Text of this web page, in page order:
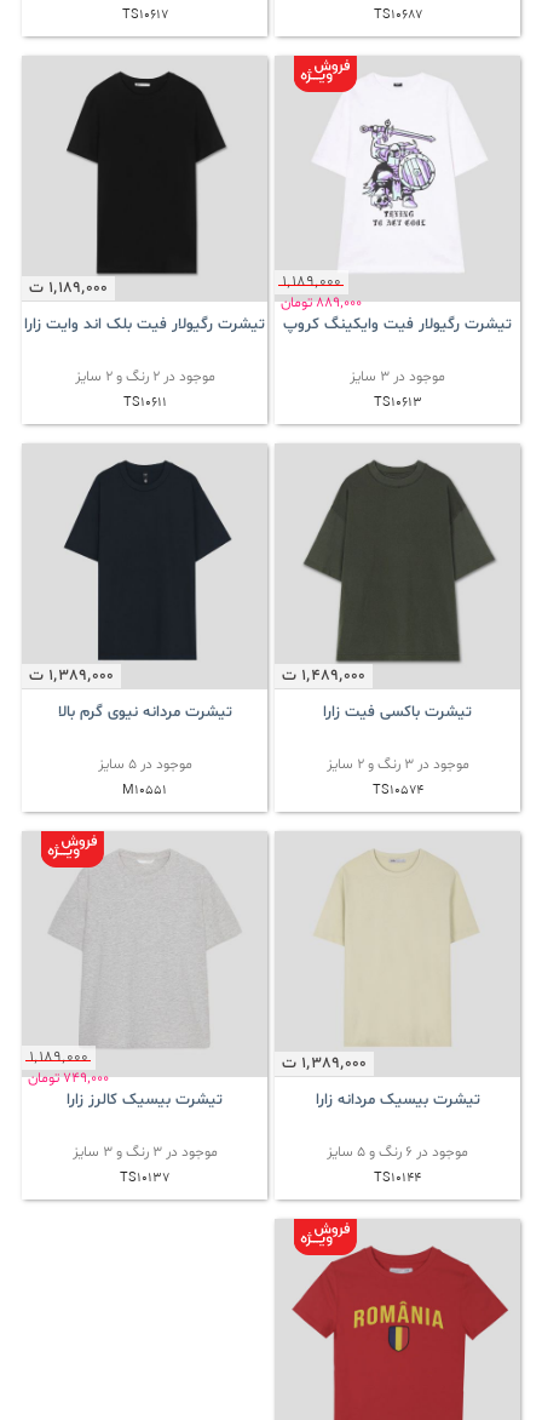
TS10687
TS10617
1٬189٬000
889٬000تومان
تیشرت رگیولار فیت وایکینگ کروپ
موجود در 3 سایز
TS10613
1٬189٬000 ت
تیشرت رگیولار فیت بلک اند وایت زارا
موجود در 2 رنگ و 2 سایز
TS10611
1٬489٬000 ت
تیشرت باکسی فیت زارا
موجود در 3 رنگ و 2 سایز
TS10574
1٬389٬000 ت
تیشرت مردانه نیوی گرم بالا
موجود در 5 سایز
M10551
1٬389٬000 ت
تیشرت بیسیک مردانه زارا
موجود در 6 رنگ و 5 سایز
TS10144
1٬189٬000
749٬000تومان
تیشرت بیسیک کالرز زارا
موجود در 3 رنگ و 3 سایز
TS10137